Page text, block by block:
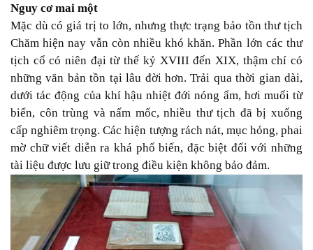
Nguy cơ mai một
Mặc dù có giá trị to lớn, nhưng thực trạng bảo tồn thư tịch
Chăm hiện nay vẫn còn nhiều khó khăn. Phần lớn các thư
tịch cổ có niên đại từ thế kỷ XVIII đến XIX, thậm chí có
những văn bản tồn tại lâu đời hơn. Trải qua thời gian dài,
dưới tác động của khí hậu nhiệt đới nóng ẩm, hơi muối từ
biển, côn trùng và nấm mốc, nhiều thư tịch đã bị xuống
cấp nghiêm trọng. Các hiện tượng rách nát, mục hỏng, phai
mờ chữ viết diễn ra khá phổ biến, đặc biệt đối với những
tài liệu được lưu giữ trong điều kiện không bảo đảm.